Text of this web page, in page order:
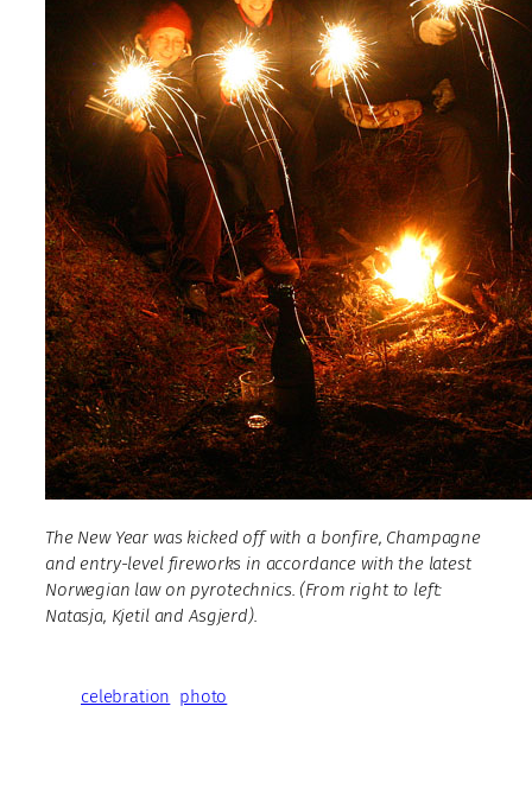
The New Year was kicked off with a bonfire, Champagne
and entry-level fireworks in accordance with the latest
Norwegian law on pyrotechnics. (From right to left:
Natasja, Kjetil and Asgjerd).
celebration photo